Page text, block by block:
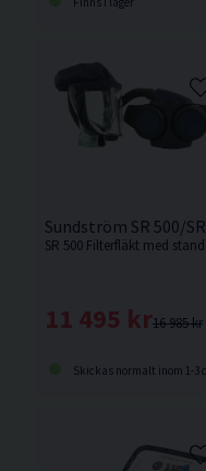
Sundström SR 500/
16 985 kr
11 495 kr
Skickas normalt inom 1-3